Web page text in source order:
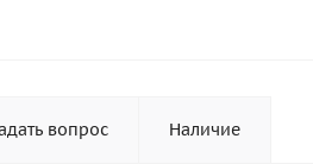
вопрос Наличие